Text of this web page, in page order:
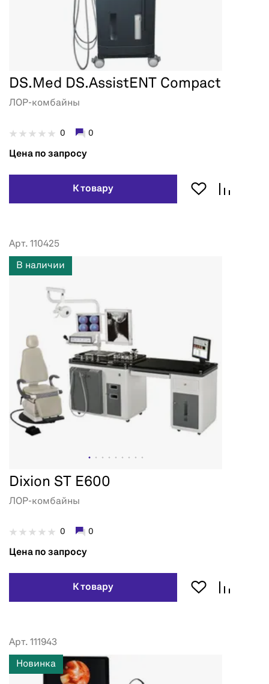
DS.Med DS.AssistENT Compact
ЛОР-комбайны
0 0
Цена по запросу
К товару
Арт. 110425
В наличии
Dixion ST E600
ЛОР-комбайны
0 0
Цена по запросу
К товару
Арт. 111943
Новинка